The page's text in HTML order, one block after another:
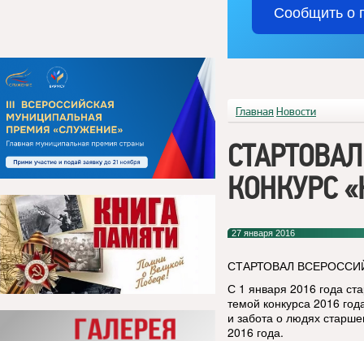
Сообщить о
Главная Новости
КОНКУРС
27 января 2016
СТАРТОВАЛ
С 1 января 2016 года
темой конкурса 2016
и забота о людях
2016 года.